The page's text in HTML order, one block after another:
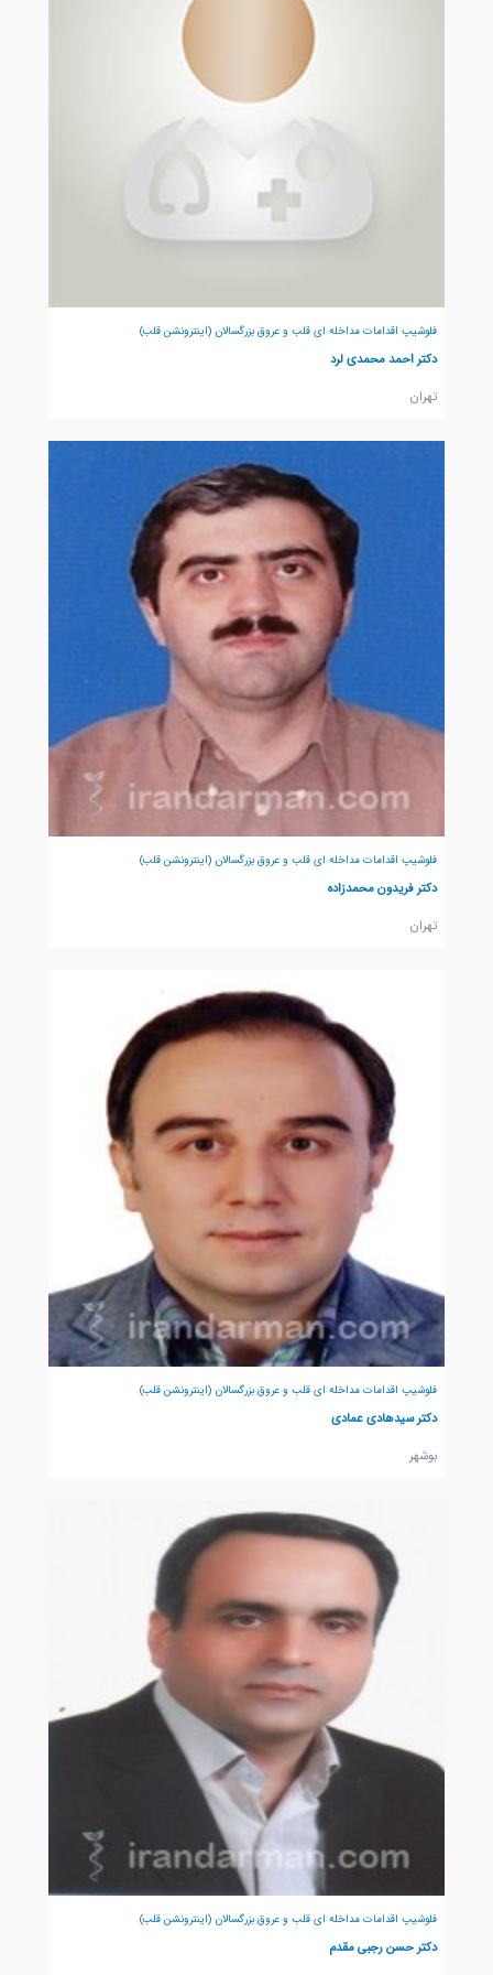
فلوشیپ اقدامات مداخله ای قلب و عروق بزرگسالان (اینترونشن قلب)
دکتر احمد محمدی لرد
تهران
فلوشیپ اقدامات مداخله ای قلب و عروق بزرگسالان (اینترونشن قلب)
دکتر فریدون محمدزاده
تهران
فلوشیپ اقدامات مداخله ای قلب و عروق بزرگسالان (اینترونشن قلب)
دکتر سیدهادی عمادی
بوشهر
فلوشیپ اقدامات مداخله ای قلب و عروق بزرگسالان (اینترونشن قلب)
دکتر حسن رجبی مقدم